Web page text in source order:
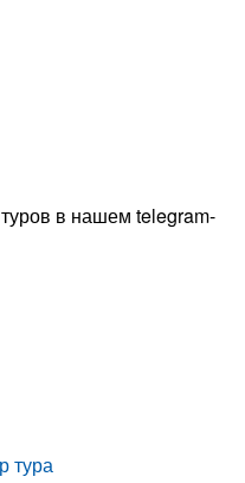
в нашем telegram-
тура